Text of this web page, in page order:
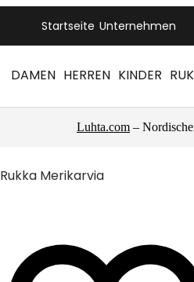
Startseite Unternehmen
DAMEN HERREN KINDER
Luhta.com –
Rukka Merikarvia